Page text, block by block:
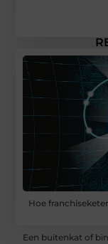
Hoe
Een buitenkat of